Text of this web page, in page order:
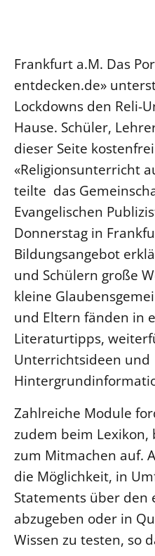
Frankfurt a.M. Das
entdecken.de»
Lockdowns den Reli-
Hause. Schüler,
dieser Seite
«Religionsunterricht
teilte das
Evangelischen
Donnerstag in
Bildungsangebot
und Schülern große
kleine
und Eltern fänden in
Literaturtipps,
Unterrichtsideen und
Zahlreiche Module
zudem beim Lexikon,
zum Mitmachen auf.
die Möglichkeit, in
Statements über den
abzugeben oder in
Wissen zu testen, so
LANDESKIRCHENAMT
Willkommen
Kollegium
Abteilungen des
Fachstelle
Beschwerdestellen
Kirchenämter
Gleichstellung
Datenschutz
Geschäftsstelle
LANDESSYNODE
27. Landessynode
Kontakt
Hintergrund
Beruf
Freie Stellen
BIBLIOTHEK & ARCHIV
Glaubensbekenntnis
Positionen
Ökumene
Religionen
KLIMASCHUTZ
Nachhaltigkeit
Erneuerbare Energien
Mobilität
Naturschutz
Gebäude
Kontakt
Barrierefreiheit
Presse
Freie Stellen
Service für
Suche